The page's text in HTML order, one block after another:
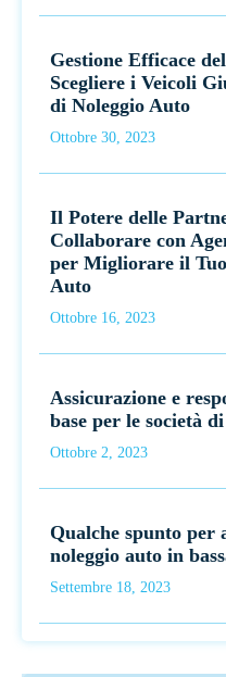
Gestione Efficace
Scegliere i Veicoli
di Noleggio Auto
Ottobre 30, 2023
Il Potere delle
Collaborare con
per Migliorare il
Auto
Ottobre 16, 2023
Assicurazione e
base per le società
Ottobre 2, 2023
Qualche spunto per
noleggio auto in
Settembre 18, 2023